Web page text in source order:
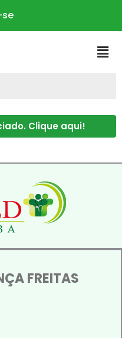
Clique aqui!
FREITAS